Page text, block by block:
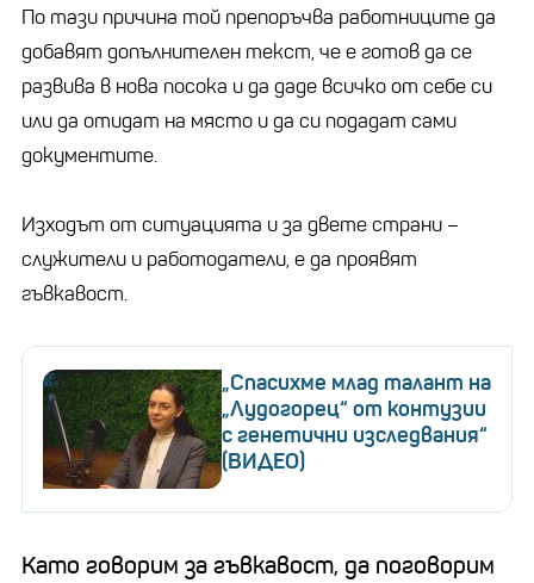
По тази причина той препоръчва работниците да
добавят допълнителен текст, че е готов да се
развива в нова посока и да даде всичко от себе си
или да отидат на място и да си подадат сами
документите.
Изходът от ситуацията и за двете страни –
служители и работодатели, е да проявят
гъвкавост.
„Спасихме млад талант на
„Лудогорец“ от контузии
с генетични изследвания“
(ВИДЕО)
Като говорим за гъвкавост, да поговорим